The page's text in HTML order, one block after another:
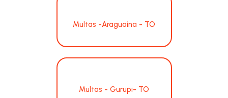
Multas -Araguaína - TO
Multas - Gurupi- TO